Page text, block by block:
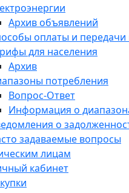
Архив объявлений
оплаты и передачи
для населения
Архив
потребления
Вопрос-Ответ
Информация о
о
задаваемые вопросы
лицам
кабинет